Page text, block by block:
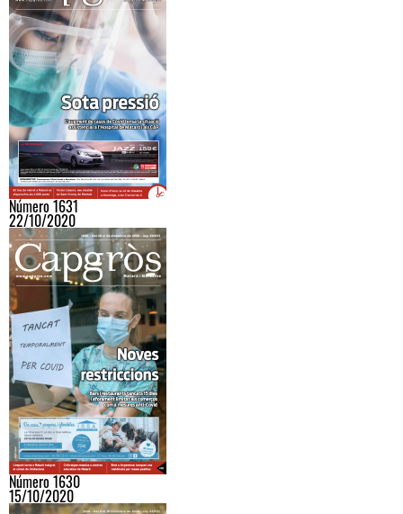
Número 1631
22/10/2020
Número 1630
15/10/2020